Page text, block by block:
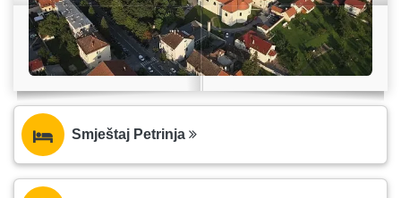
Smještaj Petrinja